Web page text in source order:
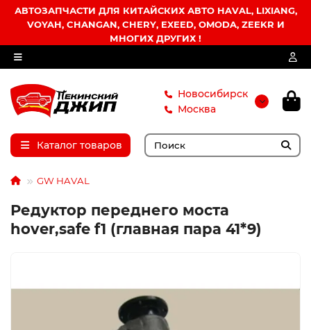
АВТОЗАПЧАСТИ ДЛЯ КИТАЙСКИХ АВТО HAVAL, LIXIANG,
VOYAH, CHANGAN, CHERY, EXEED, OMODA, ZEEKR И
МНОГИХ ДРУГИХ !
Новосибирск
Москва
Каталог товаров
GW HAVAL
Редуктор переднего моста
hover,safe f1 (главная пара 41*9)